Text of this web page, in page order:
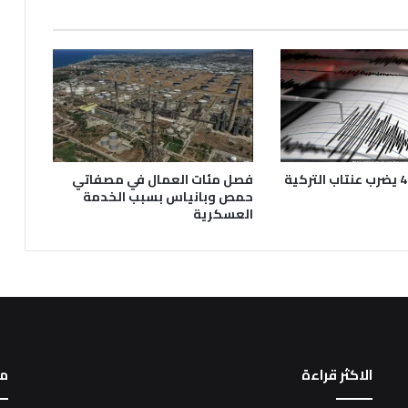
فصل مئات العمال في مصفاتي
حمص وبانياس بسبب الخدمة
العسكرية
الاكثر قراءة